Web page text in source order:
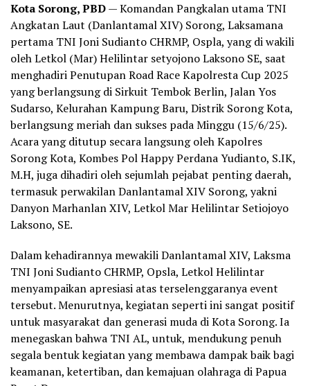
Kota Sorong, PBD— Komandan Pangkalan utama TNI
Angkatan Laut (Danlantamal XIV) Sorong, Laksamana
pertama TNI Joni Sudianto CHRMP, Ospla, yang di wakili
oleh Letkol (Mar) Helilintar setyojono Laksono SE, saat
menghadiri Penutupan Road Race Kapolresta Cup 2025
yang berlangsung di Sirkuit Tembok Berlin, Jalan Yos
Sudarso, Kelurahan Kampung Baru, Distrik Sorong Kota,
berlangsung meriah dan sukses pada Minggu (15/6/25).
Acara yang ditutup secara langsung oleh Kapolres
Sorong Kota, Kombes Pol Happy Perdana Yudianto, S.IK,
M.H, juga dihadiri oleh sejumlah pejabat penting daerah,
termasuk perwakilan Danlantamal XIV Sorong, yakni
Danyon Marhanlan XIV, Letkol Mar Helilintar Setiojoyo
Laksono, SE.
Dalam kehadirannya mewakili Danlantamal XIV, Laksma
TNI Joni Sudianto CHRMP, Opsla, Letkol Helilintar
menyampaikan apresiasi atas terselenggaranya event
tersebut. Menurutnya, kegiatan seperti ini sangat positif
untuk masyarakat dan generasi muda di Kota Sorong. Ia
menegaskan bahwa TNI AL, untuk, mendukung penuh
segala bentuk kegiatan yang membawa dampak baik bagi
keamanan, ketertiban, dan kemajuan olahraga di Papua